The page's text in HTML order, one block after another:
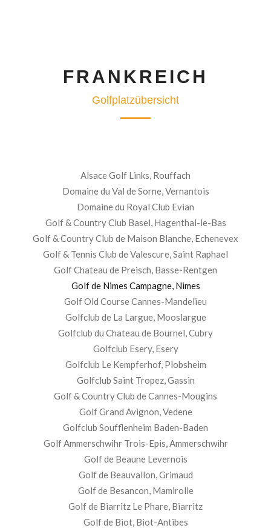
FRANKREICH
Golfplatzübersicht
Alsace Golf Links, Rouffach
Domaine du Val de Sorne, Vernantois
Domaine du Royal Club Evian
Golf & Country Club Basel, Hagenthal-le-Bas
Golf & Country Club de Maison Blanche, Echenevex
Golf & Tennis Club de Valescure, Saint Raphael
Golf Chateau de Preisch, Basse-Rentgen
Golf de Nimes Campagne, Nimes
Golf Old Course Cannes-Mandelieu
Golfclub de La Largue, Mooslargue
Golfclub du Chateau de Bournel, Cubry
Golfclub Esery, Esery
Golfclub Le Kempferhof, Plobsheim
Golfclub Saint Tropez, Gassin
Golf & Country Club de Cannes-Mougins
Golf Grand Avignon, Vedene
Golfclub Soufflenheim Baden-Baden
Golf Ammerschwihr Trois-Epis, Ammerschwihr
Golf de Beaune Levernois
Golf de Beauvallon, Grimaud
Golf de Besancon, Mamirolle
Golf de Biarritz Le Phare, Biarritz
Golf de Biot, Biot-Antibes